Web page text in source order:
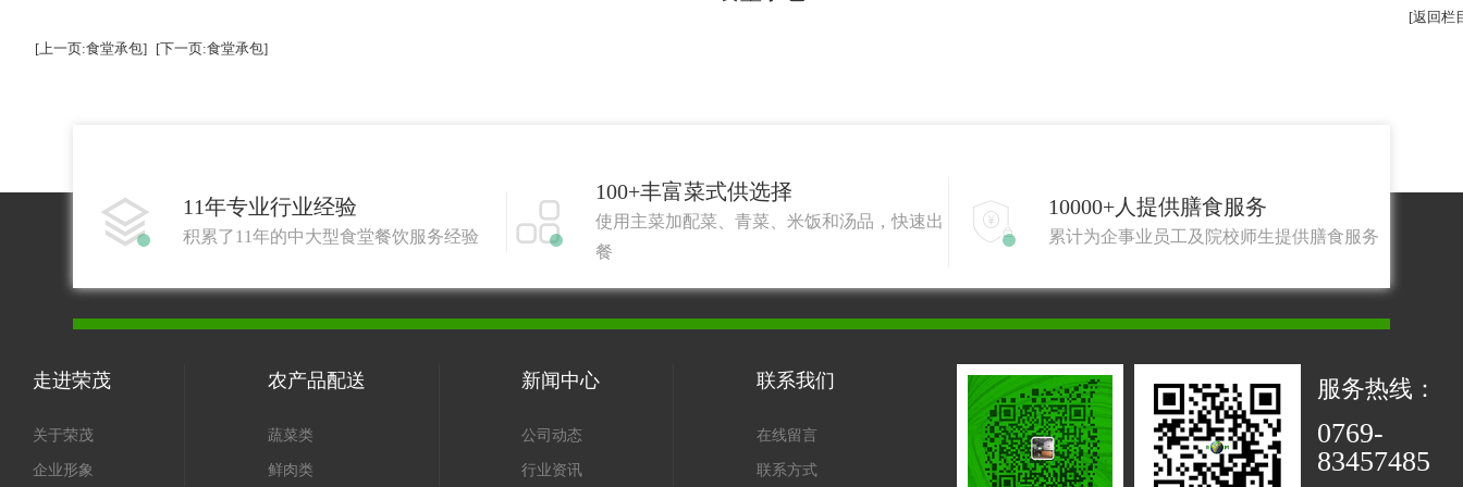
[返回栏
[上一页:食堂承包] [下一页:食堂承包]
 11年专业行业经验
积累了11年的中大型食堂餐饮服务经验 
100+丰富菜式供选择
使用主菜加配菜、青菜、米饭和汤品，快速出
餐
 10000+人提供膳食服务
累计为企事业员工及院校师生提供膳食服务
走进荣茂
关于荣茂
企业形象
农产品配送
蔬菜类
鲜肉类
新闻中心
公司动态
行业资讯
联系我们
在线留言
联系方式
服务热线：
0769-
83457485